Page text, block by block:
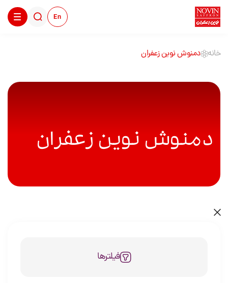
En
خانه دمنوش نوین زعفران
دمنوش نوین زعفران
فیلترها